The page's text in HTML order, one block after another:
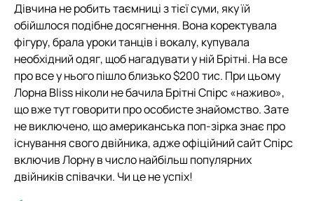
Дівчина не робить таємниці з тієї суми, яку їй
обійшлося подібне досягнення. Вона коректувала
фігуру, брала уроки танців і вокалу, купувала
необхідний одяг, щоб нагадувати у ній Брітні. На все
про все у нього пішло близько $200 тис. При цьому
Лорна Bliss ніколи не бачила Брітні Спірс «наживо»,
що вже тут говорити про особисте знайомство. Зате
не виключено, що американська поп-зірка знає про
існування свого двійника, адже офіційний сайт Спірс
включив Лорну в число найбільш популярних
двійників співачки. Чи це не успіх!